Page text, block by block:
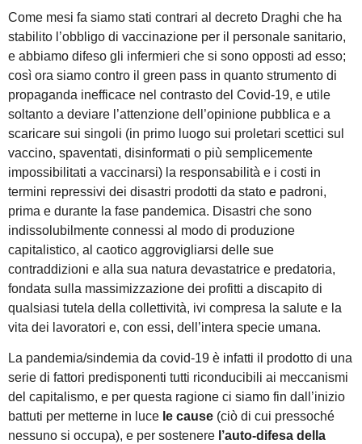
Come mesi fa siamo stati contrari al decreto Draghi che ha
stabilito l’obbligo di vaccinazione per il personale sanitario,
e abbiamo difeso gli infermieri che si sono opposti ad esso;
così ora siamo contro il green pass in quanto strumento di
propaganda inefficace nel contrasto del Covid-19, e utile
soltanto a deviare l’attenzione dell’opinione pubblica e a
scaricare sui singoli (in primo luogo sui proletari scettici sul
vaccino, spaventati, disinformati o più semplicemente
impossibilitati a vaccinarsi) la responsabilità e i costi in
termini repressivi dei disastri prodotti da stato e padroni,
prima e durante la fase pandemica. Disastri che sono
indissolubilmente connessi al modo di produzione
capitalistico, al caotico aggrovigliarsi delle sue
contraddizioni e alla sua natura devastatrice e predatoria,
fondata sulla massimizzazione dei profitti a discapito di
qualsiasi tutela della collettività, ivi compresa la salute e la
vita dei lavoratori e, con essi, dell’intera specie umana.
La pandemia/sindemia da covid-19 è infatti il prodotto di una
serie di fattori predisponenti tutti riconducibili ai meccanismi
del capitalismo, e per questa ragione ci siamo fin dall’inizio
battuti per metterne in luce le cause (ciò di cui pressoché
nessuno si occupa), e per sostenere l’auto-difesa della